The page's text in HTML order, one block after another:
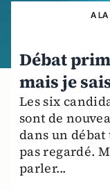
A LA
Débat
mais je
Les six
sont de
dans un
pas regardé.
parler...